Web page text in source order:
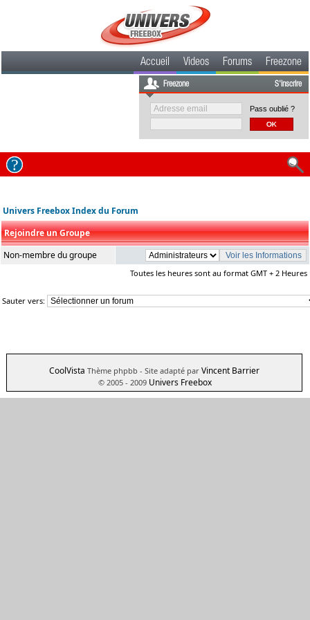
Accueil Videos Forums Freezone
Freezone S'inscrire
Pass oublié ?
Univers Freebox Index du Forum
Rejoindre un Groupe
Non-membre du groupe
Toutes les heures sont au format GMT + 2 Heures
Sauter vers:
CoolVista Thème phpbb - Site adapté par Vincent Barrier
© 2005 - 2009 Univers Freebox